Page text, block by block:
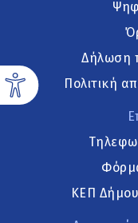
Δήλωση
Πολιτική
ΚΕΠ